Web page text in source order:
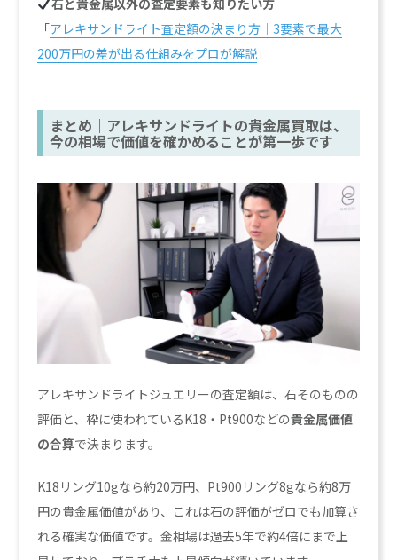
石と貴金属以外の査定要素も知りたい方
「アレキサンドライト査定額の決まり方｜3要素で最大
200万円の差が出る仕組みをプロが解説 」
まとめ｜アレキサンドライトの貴金属買取は、
今の相場で価値を確かめることが第一歩です
アレキサンドライトジュエリーの査定額は、石そのものの
評価と、枠に使われているK18・Pt900などの貴金属価値
の合算で決まります。
K18リング10gなら約20万円、Pt900リング8gなら約8万
円の貴金属価値があり、これは石の評価がゼロでも加算さ
れる確実な価値です。金相場は過去5年で約4倍にまで上